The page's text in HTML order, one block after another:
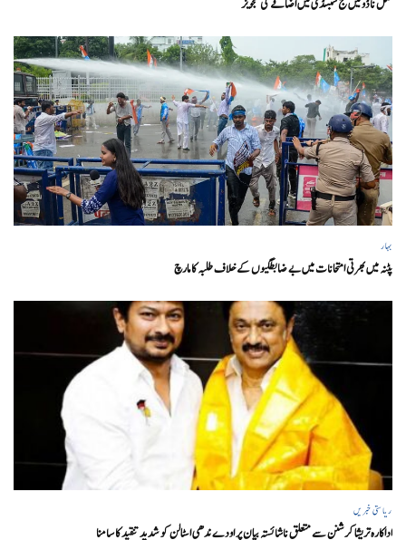
تمل ناڈو میں حج سبسڈی میں اضافے کی تجویز
بہار
پٹنہ میں بھرتی امتحانات میں بے ضابطگیوں کے خلاف طلبہ کا مارچ
ریاستی خبریں
اداکارہ تریشا کرشنن سے متعلق ناشائستہ بیان پر اودے ندھی اسٹالن کو شدید تنقید کا سامنا